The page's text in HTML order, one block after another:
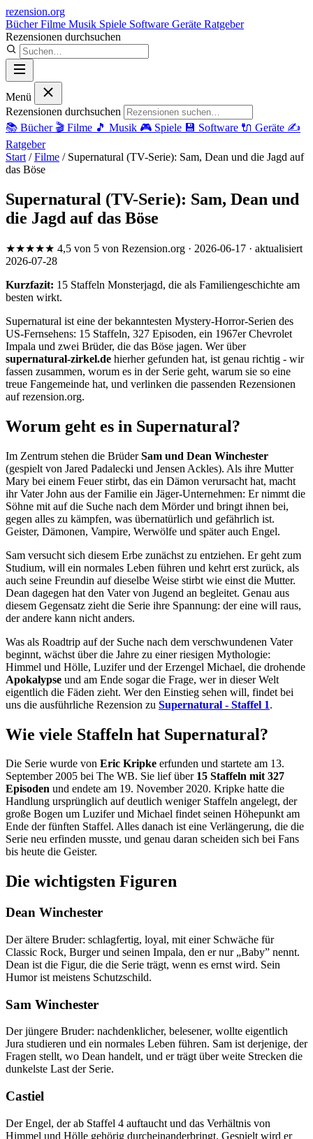
rezension.org
BücherFilme Musik Spiele Software Geräte Ratgeber
Rezensionen durchsuchen
Menü
Rezensionen durchsuchen
📚 Bücher 🎬 Filme 🎵 Musik 🎮 Spiele 💾 Software 🔌 Geräte ✍️
Ratgeber
Start / Filme / Supernatural (TV-Serie): Sam, Dean und die Jagd auf
das Böse
Supernatural (TV-Serie): Sam, Dean und
die Jagd auf das Böse
★★★★★ 4,5 von 5 von Rezension.org · 2026-06-17 · aktualisiert
2026-07-28
Kurzfazit: 15 Staffeln Monsterjagd, die als Familiengeschichte am
besten wirkt.
Supernatural ist eine der bekanntesten Mystery-Horror-Serien des
US-Fernsehens: 15 Staffeln, 327 Episoden, ein 1967er Chevrolet
Impala und zwei Brüder, die das Böse jagen. Wer über
supernatural-zirkel.de hierher gefunden hat, ist genau richtig - wir
fassen zusammen, worum es in der Serie geht, warum sie so eine
treue Fangemeinde hat, und verlinken die passenden Rezensionen
auf rezension.org.
Worum geht es in Supernatural?
Im Zentrum stehen die BrüderSam und Dean Winchester
(gespielt von Jared Padalecki und Jensen Ackles). Als ihre Mutter
Mary bei einem Feuer stirbt, das ein Dämon verursacht hat, macht
ihr Vater John aus der Familie ein Jäger-Unternehmen: Er nimmt die
Söhne mit auf die Suche nach dem Mörder und bringt ihnen bei,
gegen alles zu kämpfen, was übernatürlich und gefährlich ist.
Geister, Dämonen, Vampire, Werwölfe und später auch Engel.
Sam versucht sich diesem Erbe zunächst zu entziehen. Er geht zum
Studium, will ein normales Leben führen und kehrt erst zurück, als
auch seine Freundin auf dieselbe Weise stirbt wie einst die Mutter.
Dean dagegen hat den Vater von Jugend an begleitet. Genau aus
diesem Gegensatz zieht die Serie ihre Spannung: der eine will raus,
der andere kann nicht anders.
Was als Roadtrip auf der Suche nach dem verschwundenen Vater
beginnt, wächst über die Jahre zu einer riesigen Mythologie:
Himmel und Hölle, Luzifer und der Erzengel Michael, die drohende
Apokalypse und am Ende sogar die Frage, wer in dieser Welt
eigentlich die Fäden zieht. Wer den Einstieg sehen will, findet bei
uns die ausführliche Rezension zu Supernatural - Staffel 1.
Wie viele Staffeln hat Supernatural?
Die Serie wurde von Eric Kripke erfunden und startete am 13.
September 2005 bei The WB. Sie lief über 15 Staffeln mit 327
Episoden und endete am 19. November 2020. Kripke hatte die
Handlung ursprünglich auf deutlich weniger Staffeln angelegt, der
große Bogen um Luzifer und Michael findet seinen Höhepunkt am
Ende der fünften Staffel. Alles danach ist eine Verlängerung, die die
Serie neu erfinden musste, und genau daran scheiden sich bei Fans
bis heute die Geister.
Die wichtigsten Figuren
Dean Winchester
Der ältere Bruder: schlagfertig, loyal, mit einer Schwäche für
Classic Rock, Burger und seinen Impala, den er nur „Baby” nennt.
Dean ist die Figur, die die Serie trägt, wenn es ernst wird. Sein
Humor ist meistens Schutzschild.
Sam Winchester
Der jüngere Bruder: nachdenklicher, belesener, wollte eigentlich
Jura studieren und ein normales Leben führen. Sam ist derjenige, der
Fragen stellt, wo Dean handelt, und er trägt über weite Strecken die
dunkelste Last der Serie.
Castiel
Der Engel, der ab Staffel 4 auftaucht und das Verhältnis von
Himmel und Hölle gehörig durcheinanderbringt. Gespielt wird er